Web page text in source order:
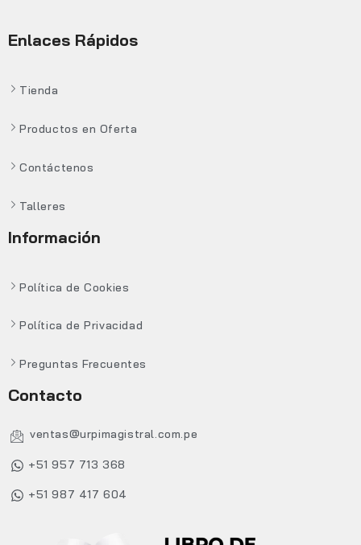
Enlaces Rápidos
Tienda
Productos en Oferta
Contáctenos
Talleres
Información
Política de Cookies
Política de Privacidad
Preguntas Frecuentes
Contacto
ventas@urpimagistral.com.pe
+51 957 713 368
+51 987 417 604